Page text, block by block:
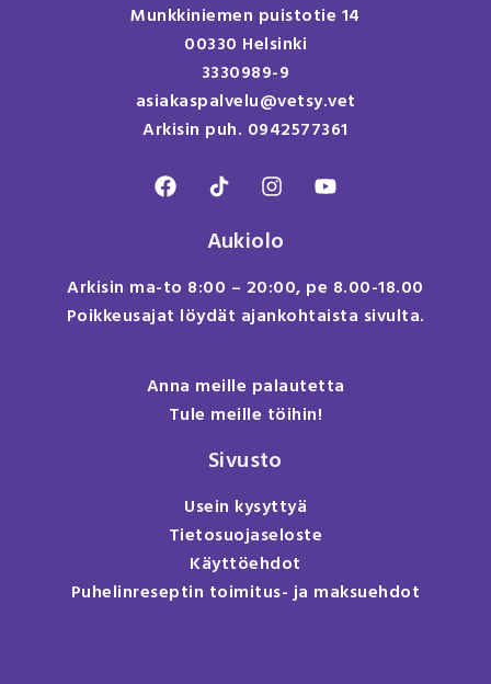
Munkkiniemen puistotie 14
00330 Helsinki
3330989-9
asiakaspalvelu@vetsy.vet
Arkisin puh. 0942577361
Aukiolo
Arkisin ma-to 8:00 – 20:00, pe 8.00-18.00
Poikkeusajat löydät ajankohtaista sivulta.
Anna meille palautetta
Tule meille töihin!
Sivusto
Usein kysyttyä
Tietosuojaseloste
Käyttöehdot
Puhelinreseptin toimitus- ja maksuehdot